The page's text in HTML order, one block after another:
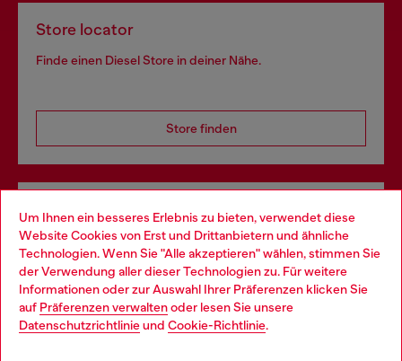
Um Ihnen ein besseres Erlebnis zu bieten, verwendet diese
Website Cookies von Erst und Drittanbietern und ähnliche
Technologien. Wenn Sie "Alle akzeptieren" wählen, stimmen Sie
der Verwendung aller dieser Technologien zu. Für weitere
Informationen oder zur Auswahl Ihrer Präferenzen klicken Sie
auf Präferenzen verwaltenoder lesen Sie unsere
Datenschutzrichtlinieund Cookie-Richtlinie.
Store locator
Finde einen Diesel Store in deiner Nähe.
Store finden
Omnichannel-Services
Entdecke unser gesamtes Service-Angebot, online und
im Store.
Mehr erfahren
Choose your location
You are currently browsing Schweiz website, but it seems you
may be based in United States